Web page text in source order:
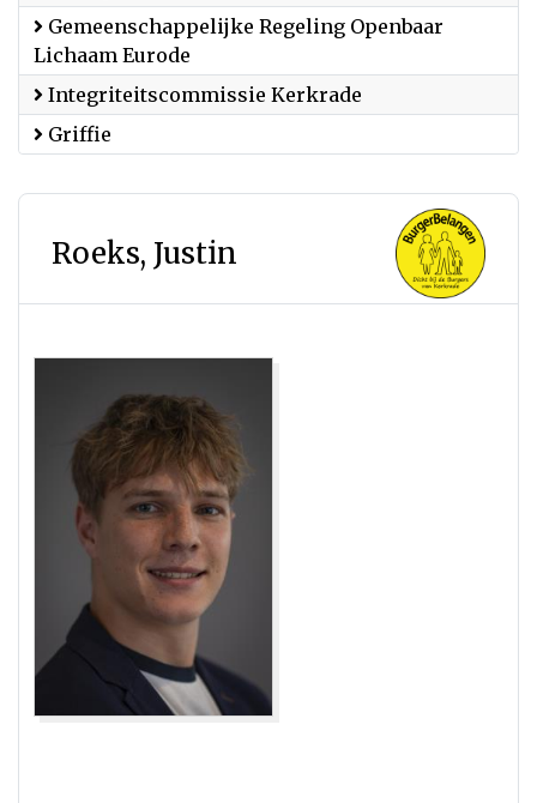
Gemeenschappelijke Regeling Openbaar
Lichaam Eurode
Integriteitscommissie Kerkrade
Griffie
Roeks, Justin